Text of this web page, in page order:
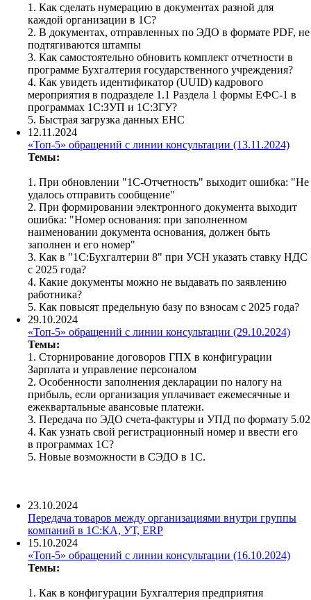
1. Как сделать нумерацию в документах разной для
каждой организации в 1С?
2. В документах, отправленных по ЭДО в формате PDF, не
подтягиваются штампы
3. Как самостоятельно обновить комплект отчетности в
программе Бухгалтерия государственного учреждения?
4. Как увидеть идентификатор (UUID) кадрового
мероприятия в подразделе 1.1 Раздела 1 формы ЕФС-1 в
программах 1С:ЗУП и 1С:ЗГУ?
5. Быстрая загрузка данных ЕНС
12.11.2024
«Топ-5» обращений с линии консультации (13.11.2024)
Темы:
1. При обновлении "1С-Отчетность" выходит ошибка: "Не
удалось отправить сообщение"
2. При формировании электронного документа выходит
ошибка: "Номер основания: при заполненном
наименовании документа основания, должен быть
заполнен и его номер"
3. Как в "1С:Бухгалтерии 8" при УСН указать ставку НДС
с 2025 года?
4. Какие документы можно не выдавать по заявлению
работника?
5. Как повысят предельную базу по взносам с 2025 года?
29.10.2024
«Топ-5» обращений с линии консультации (29.10.2024)
Темы:
1. Сторнирование договоров ГПХ в конфигурации
Зарплата и управление персоналом
2. Особенности заполнения декларации по налогу на
прибыль, если организация уплачивает ежемесячные и
ежеквартальные авансовые платежи.
3. Передача по ЭДО счета-фактуры и УПД по формату 5.02
4. Как узнать свой регистрационный номер и ввести его
в программах 1С?
5. Новые возможности в СЭДО в 1С.
23.10.2024
Передача товаров между организациями внутри группы
компаний в 1С:КА, УТ, ERP
15.10.2024
«Топ-5» обращений с линии консультации (16.10.2024)
Темы:
1. Как в конфигурации Бухгалтерия предприятия